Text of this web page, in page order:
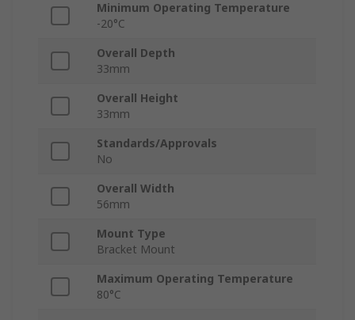
Minimum Operating Temperature
-20°C
Overall Depth
33mm
Overall Height
33mm
Standards/Approvals
No
Overall Width
56mm
Mount Type
Bracket Mount
Maximum Operating Temperature
80°C